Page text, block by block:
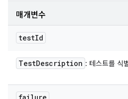
매개변수
testId
TestDescription : 테스트를 식